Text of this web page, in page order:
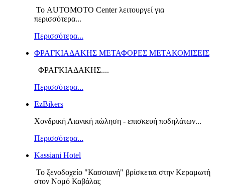
Το AUTOMOTO Center λειτουργεί για
περισσότερα...
Περισσότερα...
ΦΡΑΓΚΙΑΔΑΚΗΣ ΜΕΤΑΦΟΡΕΣ ΜΕΤΑΚΟΜΙΣΕΙΣ
ΦΡΑΓΚΙΑΔΑΚΗΣ....
Περισσότερα...
EzBikers
Χονδρική Λιανική πώληση - επισκευή ποδηλάτων...
Περισσότερα...
Kassiani Hotel
Το ξενοδοχείο "Κασσιανή" βρίσκεται στην Κεραμωτή
στον Νομό Καβάλας